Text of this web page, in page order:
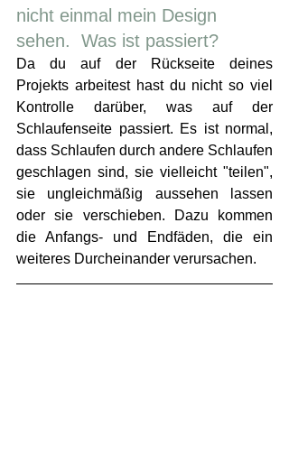
nicht einmal mein Design
sehen.  Was ist passiert?
Da du auf der Rückseite deines
Projekts arbeitest hast du nicht so viel
Kontrolle darüber, was auf der
Schlaufenseite passiert. Es ist normal,
dass Schlaufen durch andere Schlaufen
geschlagen sind, sie vielleicht "teilen",
sie ungleichmäßig aussehen lassen
oder sie verschieben. Dazu kommen
die Anfangs- und Endfäden, die ein
weiteres Durcheinander verursachen.